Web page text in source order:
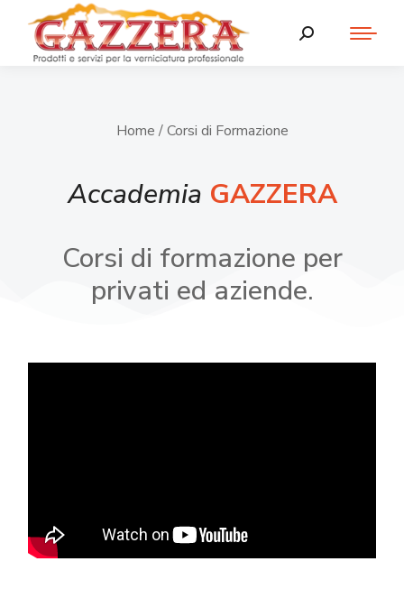
Home / Corsi di Formazione
Accademia GAZZERA
Corsi di formazione per
privati ed aziende.